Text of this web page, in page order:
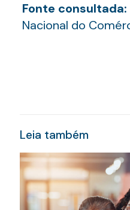
Fonte consultada:
Nacional do
Leia também